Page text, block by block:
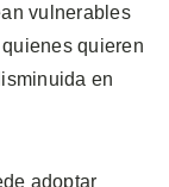
vulnerables
quieren
en
adoptar